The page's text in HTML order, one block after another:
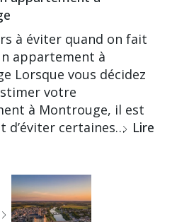
à éviter quand on fait
appartement à
Lorsque vous décidez
votre
à Montrouge, il est
d’éviter certaines… Lire